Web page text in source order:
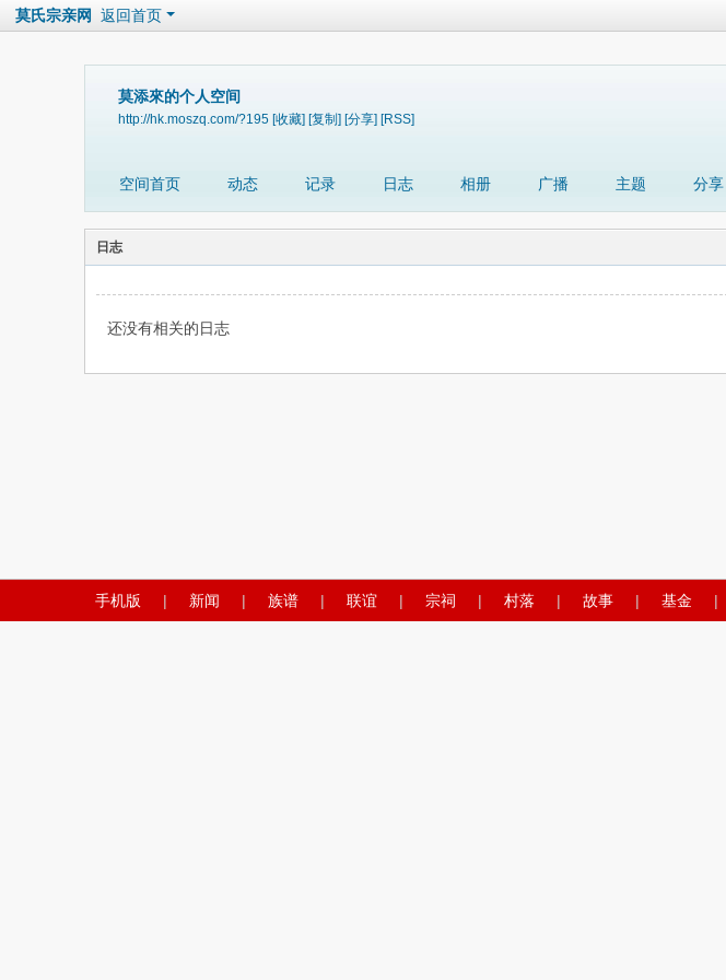
莫氏宗亲网 返回首页
莫添來的个人空间
http://hk.moszq.com/?195 [收藏] [复制] [分享] [RSS]
空间首页 动态 记录 日志 相册 广播 主题 分享
日志
还没有相关的日志
手机版 | 新闻 | 族谱 | 联谊 | 宗祠 | 村落 | 故事 | 基金 |